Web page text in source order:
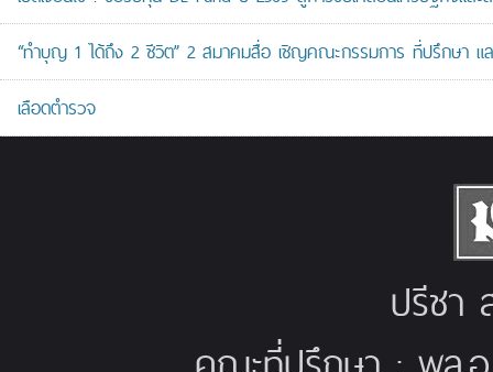
“ทำบุญ 1 ได้ถึง 2 ชีวิต” 2 สมาคมสื่อ เชิญคณะกรรมการ ที่ปรึกษา แ
เลือดตำรวจ
ปรีชา